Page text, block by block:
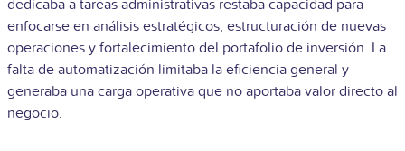
dedicaba a tareas administrativas restaba capacidad para
enfocarse en análisis estratégicos, estructuración de nuevas
operaciones y fortalecimiento del portafolio de inversión. La
falta de automatización limitaba la eficiencia general y
generaba una carga operativa que no aportaba valor directo al
negocio.